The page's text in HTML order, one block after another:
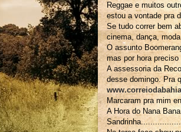
Reggae e muitos
estou a vontade pra
Se tudo correr bem
cinema, dança,
O assunto
mas por hora
A assessoria da
desse domingo. Pra
Marcaram pra mim
A Hora do Nana